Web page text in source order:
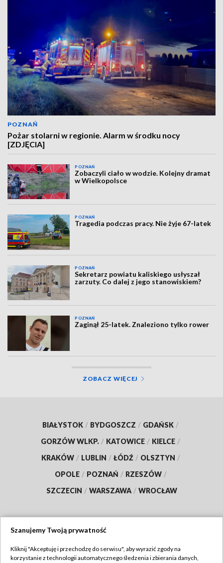
POZNAŃ
Pożar stolarni w regionie. Alarm w środku nocy
[ZDJĘCIA]
POZNAŃ
Zobaczyli ciało w wodzie. Kolejny dramat
w Wielkopolsce
POZNAŃ
Tragedia podczas pracy. Nie żyje 67-latek
POZNAŃ
Sekretarz powiatu kaliskiego usłyszał
zarzuty. Co dalej z jego stanowiskiem?
POZNAŃ
Zaginął 25-latek. Znaleziono tylko rower
ZOBACZ WIĘCEJ
BIAŁYSTOK / BYDGOSZCZ / GDAŃSK /
GORZÓW WLKP. / KATOWICE / KIELCE /
KRAKÓW / LUBLIN / ŁÓDŹ / OLSZTYN /
OPOLE / POZNAŃ / RZESZÓW /
SZCZECIN / WARSZAWA / WROCŁAW
TVP
Szanujemy Twoją prywatność
Kliknij "Akceptuję i przechodzę do serwisu", aby wyrazić zgody na
korzystanie z technologii automatycznego śledzenia i zbierania danych,